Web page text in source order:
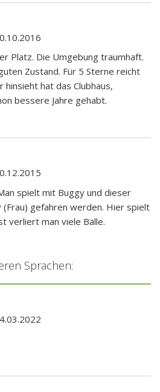
Platz. Die Umgebung traumhaft.
Zustand. Für 5 Sterne reicht
hinsieht hat das Clubhaus,
bessere Jahre gehabt.
spielt mit Buggy und dieser
(Frau) gefahren werden. Hier spielt
verliert man viele Bälle.
Sprachen: